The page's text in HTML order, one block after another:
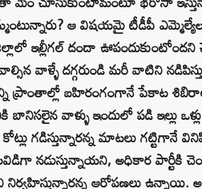
ఆ విషయమై టీడీపీ
ఇల్లీగల్‌ దందా ఊపందుకుంటోందని
వాళ్ళే దగ్గరుండి మరీ వాటిని
ప్రాంతాల్లో బహిరంగంగానే పేకాట
వాళ్ళు ఇందులో పడి ఇల్లు
గడిస్తున్నారన్న మాటలు గట్టిగానే
నడుస్తున్నాయని, అధికార పార్టీకి
నిర్వహిస్తున్నారన్న ఆరోపణలు ఉన్నాయి.